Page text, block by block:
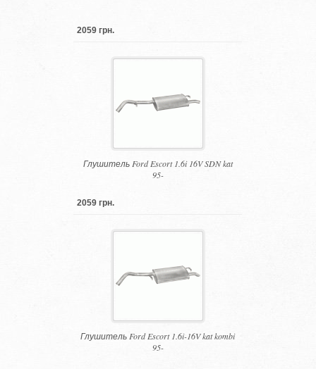
2059 грн.
Глушитель Ford Escort 1.6i 16V SDN kat
95-
2059 грн.
Глушитель Ford Escort 1.6i-16V kat kombi
95-